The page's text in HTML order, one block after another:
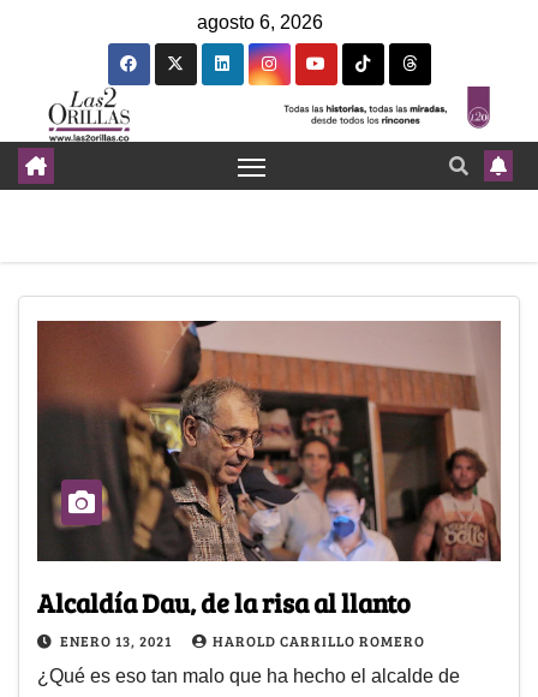
agosto 6, 2026
Alcaldía Dau, de la risa al llanto
ENERO 13, 2021 HAROLD CARRILLO ROMERO
¿Qué es eso tan malo que ha hecho el alcalde de